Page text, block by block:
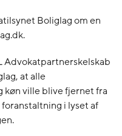
Boliglag om en
Advokatpartnerskelskab
at alle
køn ville blive fjernet fra
i lyset af